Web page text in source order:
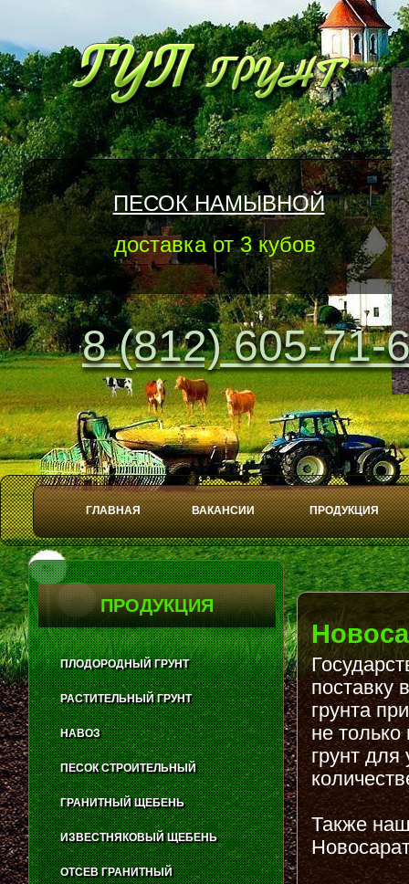
8 (812) 605-71-
ГЛАВНАЯ ВАКАНСИИ ПРОДУКЦИЯ
ПЕСОК НАМЫВНОЙ
доставка от 3 кубов
Play
Stop
поставку
грунта
не
грунт
Также
ПРОДУКЦИЯ
ПЛОДОРОДНЫЙ ГРУНТ
РАСТИТЕЛЬНЫЙ ГРУНТ
НАВОЗ
ПЕСОК СТРОИТЕЛЬНЫЙ
ГРАНИТНЫЙ ЩЕБЕНЬ
ИЗВЕСТНЯКОВЫЙ ЩЕБЕНЬ
ОТСЕВ ГРАНИТНЫЙ